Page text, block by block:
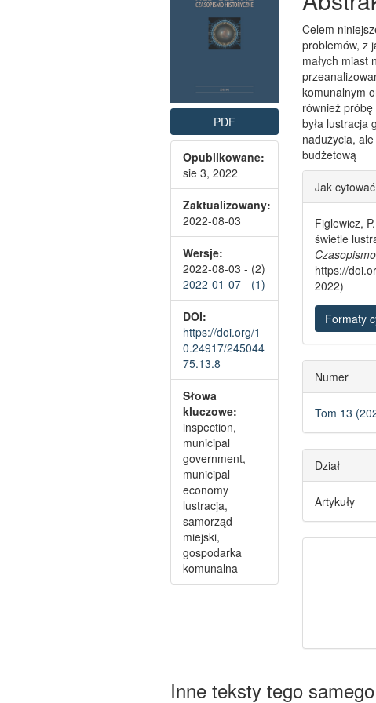
PDF
Opublikowane:
sie 3, 2022
Zaktualizowany:
2022-08-03
Wersje:
2022-08-03 - (2)
2022-01-07 - (1)
DOI:
https://doi.org/1
0.24917/245044
75.13.8
Słowa
kluczowe:
inspection,
municipal
government,
municipal
economy
lustracja,
samorząd
miejski,
gospodarka
komunalna
Celem
problemów, z
małych miast
komunalnym
również
była lustracja
nadużycia,
budżetową
Article
Jak cytować
Figlewicz,
świetle
https://
2022)
Formaty
Numer
Tom 13
Dział
Artykuły
Inne teksty tego